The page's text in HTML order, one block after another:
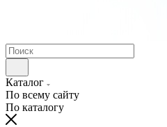
Каталог
По всему сайту
По каталогу